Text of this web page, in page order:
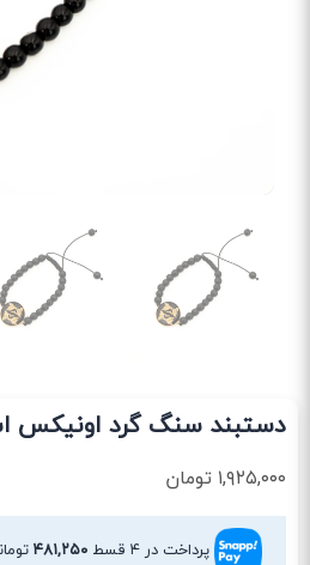
دستبند سنگ گرد اونیکس
۱,۹۲۵,۰۰۰ تومان
پرداخت در ۴ قسط ۴۸۱,۲۵۰